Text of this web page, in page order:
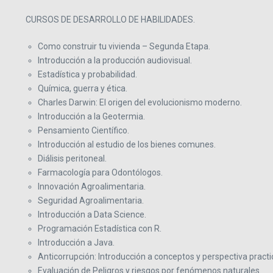
CURSOS DE DESARROLLO DE HABILIDADES.
Como construir tu vivienda – Segunda Etapa.
Introducción a la producción audiovisual.
Estadística y probabilidad.
Química, guerra y ética.
Charles Darwin: El origen del evolucionismo moderno.
Introducción a la Geotermia.
Pensamiento Científico.
Introducción al estudio de los bienes comunes.
Diálisis peritoneal.
Farmacología para Odontólogos.
Innovación Agroalimentaria.
Seguridad Agroalimentaria.
Introducción a Data Science.
Programación Estadística con R.
Introducción a Java.
Anticorrupción: Introducción a conceptos y perspectiva
Evaluación de Peligros y riesgos por fenómenos naturales.